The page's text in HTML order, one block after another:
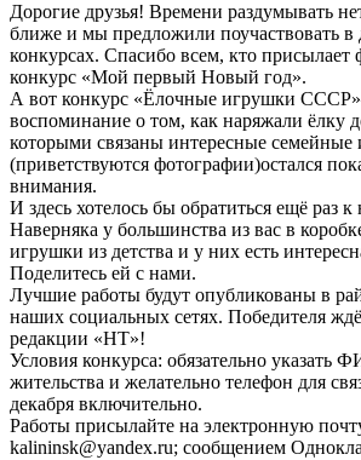
Дорогие друзья! Времени раздумывать
ближе и мы предложили поучаствовать в
конкурсах. Спасибо всем, кто присылает
конкурс «Мой первый Новый год».
А вот конкурс «Ёлочные игрушки
воспоминание о том, как наряжали ёлку
которыми связаны интересные семейные
(приветствуются фотографии)остался
внимания.
И здесь хотелось бы обратиться ещё раз
Наверняка у большинства из вас в
игрушки из детства и у них есть
Поделитесь ей с нами.
Лучшие работы будут опубликованы в
наших социальных сетях. Победителя
редакции «НТ»!
Условия конкурса: обязательно указать
жительства и желательно телефон для
декабря включительно.
Работы присылайте на электронную
kalininsk@yandex.ru; сообщением